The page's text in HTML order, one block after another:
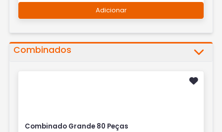
Adicionar
Combinados
Combinado Grande 80 Peças